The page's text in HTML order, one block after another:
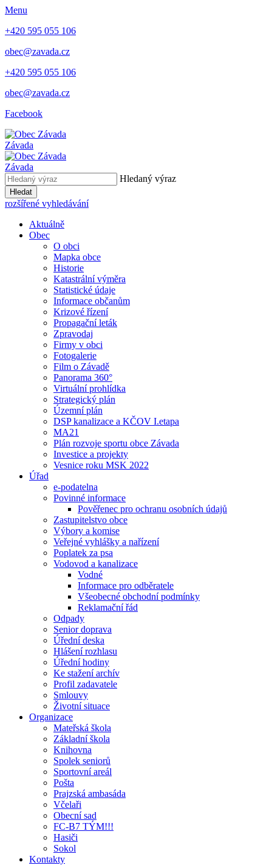
Menu
+420 595 055 106
obec@zavada.cz
+420 595 055 106
obec@zavada.cz
Facebook
Závada
Závada
Hledaný výraz
Hledat
rozšířené vyhledávání
Aktuálně
Obec
O obci
Mapka obce
Historie
Katastrální výměra
Statistické údaje
Informace občanům
Krizové řízení
Propagační leták
Zpravodaj
Firmy v obci
Fotogalerie
Film o Závadě
Panorama 360°
Virtuální prohlídka
Strategický plán
Územní plán
DSP kanalizace a KČOV I.etapa
MA21
Plán rozvoje sportu obce Závada
Investice a projekty
Vesnice roku MSK 2022
Úřad
e-podatelna
Povinné informace
Pověřenec pro ochranu osobních údajů
Zastupitelstvo obce
Výbory a komise
Veřejné vyhlášky a nařízení
Poplatek za psa
Vodovod a kanalizace
Vodné
Informace pro odběratele
Všeobecné obchodní podmínky
Reklamační řád
Odpady
Senior doprava
Úřední deska
Hlášení rozhlasu
Úřední hodiny
Ke stažení archív
Profil zadavatele
Smlouvy
Životní situace
Organizace
Mateřská škola
Základní škola
Knihovna
Spolek seniorů
Sportovní areál
Pošta
Prajzská ambasáda
Včelaři
Obecní sad
FC-B7 TÝM!!!
Hasiči
Sokol
Kontakty